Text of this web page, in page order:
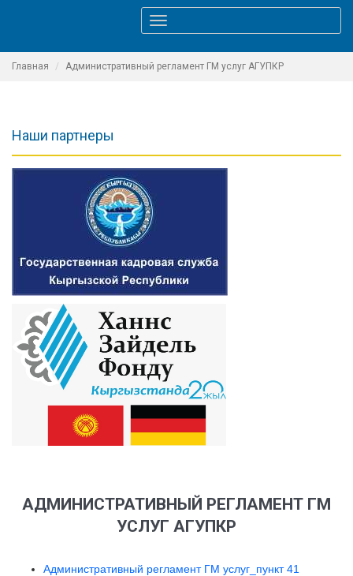
navigation
Главная Административный регламент ГМ услуг АГУПКР
Наши партнеры
АДМИНИСТРАТИВНЫЙ РЕГЛАМЕНТ ГМ
УСЛУГ АГУПКР
Административный регламент ГМ услуг_пункт 41